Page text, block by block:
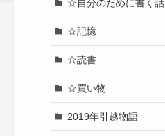
☆自分のために書く話
☆記憶
☆読書
☆買い物
2019年引越物語